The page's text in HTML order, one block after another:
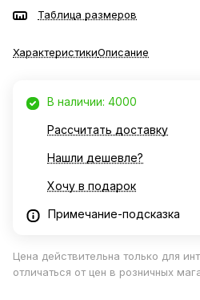
Таблица размеров
ХарактеристикиОписание
В наличии: 4000
Рассчитать доставку
Нашли дешевле?
Хочу в подарок
Примечание-подсказка
Цена действительна только для
отличаться от цен в розничных